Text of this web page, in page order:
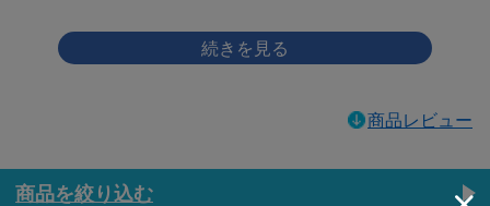
商品レビュー
商品を絞り込む